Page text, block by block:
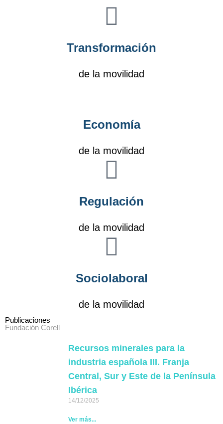
Transformación
de la movilidad
Economía
de la movilidad
Regulación
de la movilidad
Sociolaboral
de la movilidad
Publicaciones
Fundación Corell
Recursos minerales para la
industria española III. Franja
Central, Sur y Este de la Península
Ibérica
14/12/2025
Ver más...